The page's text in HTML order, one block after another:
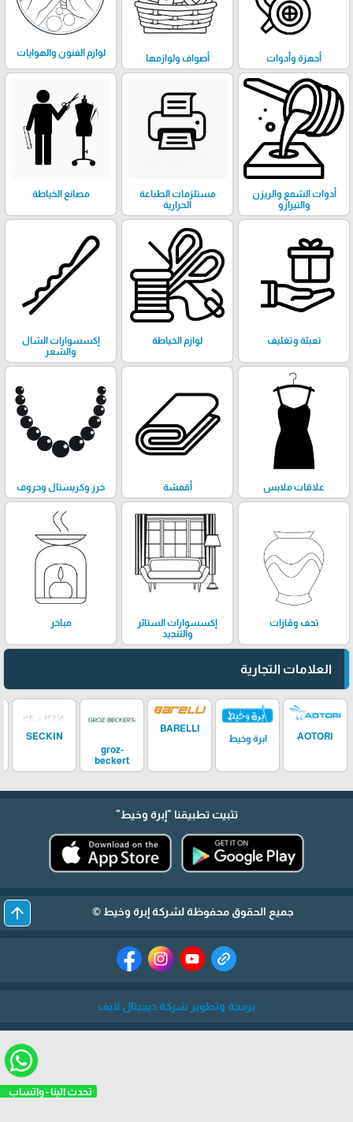
تحدث الينا - واتساب
أجهزة وأدوات أصواف ولوازمها
لوازم الفنون والهوايات
أدوات الشمع والريزن
والتيرازو
مستلزمات الطباعة
الحرارية
مصانع الخياطة
تعبئة وتغليف لوازم الخياطة
إكسسوارات الشال
والشعر
علاقات ملابس أقمشة خرز وكريستال وحروف
تحف وڤازات
إكسسوارات الستائر
والتنجيد
مباخر
العلامات التجارية
AOTORI ابرة وخيط
BARELLI
groz-
beckert
SECKIN
تثبيت تطبيقنا "إبرة وخيط"
جميع الحقوق محفوظة لشركة إبرة وخيط © arrow_upward
برمجة وتطوير شركة ديجيتال لايف